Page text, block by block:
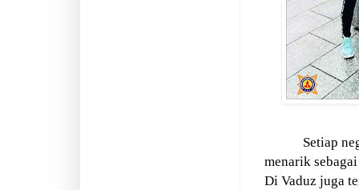
Setiap
menarik
Di Vaduz juga